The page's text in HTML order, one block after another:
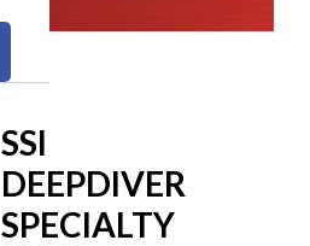
SSI
DEEPDIVER
SPECIALTY